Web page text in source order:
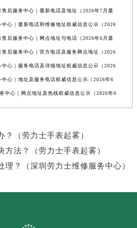
后服务中心｜最新电话及地址（2026年7月最
心｜最新电话和维修地址权威信息公示（2026
后服务中心｜网点地址与电话（2026年6月最
后服务中心｜官方电话及服务网点地址（2026
心｜服务电话及详细地址权威信息公示（2026
心｜地址及服务电话权威信息公示（2026年6
中心｜网点地址及热线权威信息公示（2026年6
？（劳力士手表起雾）
方法？（劳力士手表起雾）
理？（深圳劳力士维修服务中心）